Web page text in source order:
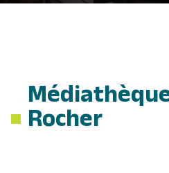
Rocher